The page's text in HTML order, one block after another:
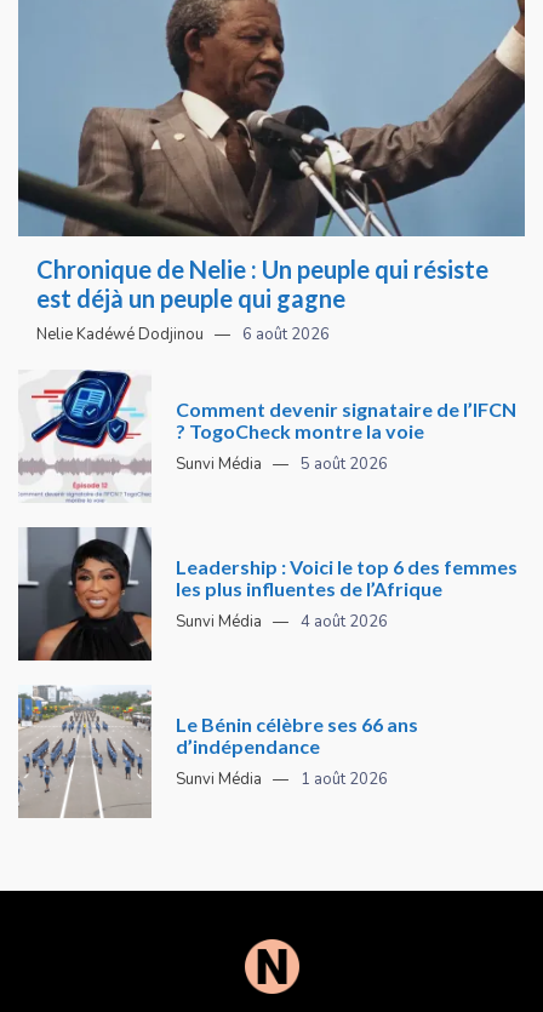
Chronique de Nelie : Un peuple qui résiste
est déjà un peuple qui gagne
Nelie Kadéwé Dodjinou 6 août 2026
Comment devenir signataire de l’IFCN
? TogoCheck montre la voie
Sunvi Média 5 août 2026
Leadership : Voici le top 6 des femmes
les plus influentes de l’Afrique
Sunvi Média 4 août 2026
Le Bénin célèbre ses 66 ans
d’indépendance
Sunvi Média 1 août 2026